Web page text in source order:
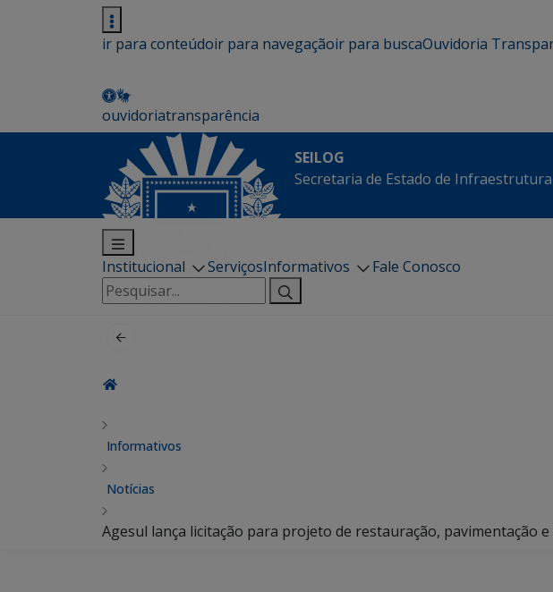
ir para conteúdoir para navegaçãoir para buscaOuvidoria
ouvidoriatransparência
SEILOG
Secretaria de Estado de
Institucional ServiçosInformativos
Fale Conosco
Pesquisar
por:
Informativos
Notícias
Agesul lança licitação para projeto de restauração, pavimentação